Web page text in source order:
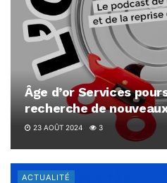
Âge d’or Services
recherche de
23 AOÛT 2024 3
ACTUALITÉ